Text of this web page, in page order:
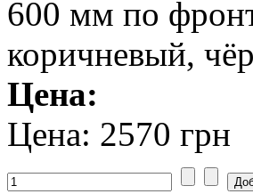
600 мм по
коричневый,
Цена:
Цена: 2570 грн